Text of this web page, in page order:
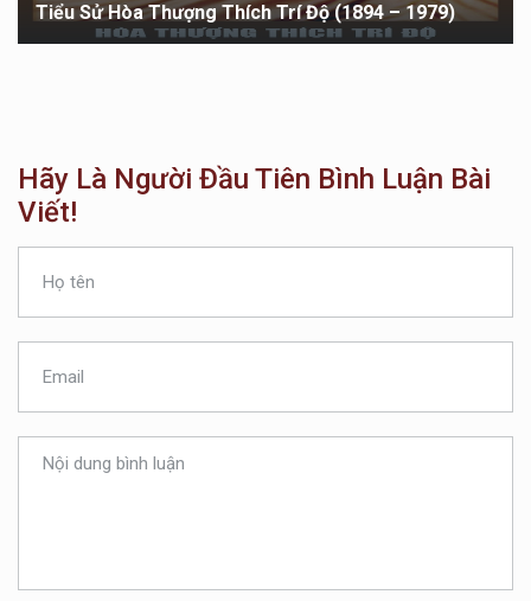
Hòa Thượng Thích Trí Độ (1894 – 1979) ĐỨC
Hãy Là Người Đầu Tiên Bình Luận Bài
Viết!